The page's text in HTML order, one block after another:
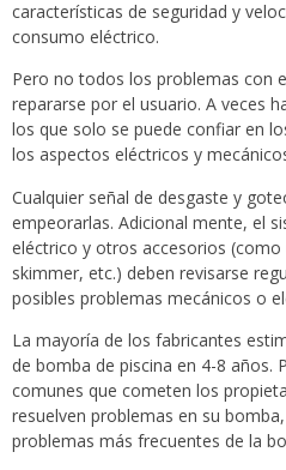
características de seguridad y
consumo eléctrico.
Pero no todos los problemas con
repararse por el usuario. A veces
los que solo se puede confiar en
los aspectos eléctricos y
Cualquier señal de desgaste y
empeorarlas. Adicional mente, el
eléctrico y otros accesorios
skimmer, etc.) deben revisarse
posibles problemas mecánicos o
La mayoría de los fabricantes
de bomba de piscina en 4-8 años.
comunes que cometen los
resuelven problemas en su
problemas más frecuentes de la